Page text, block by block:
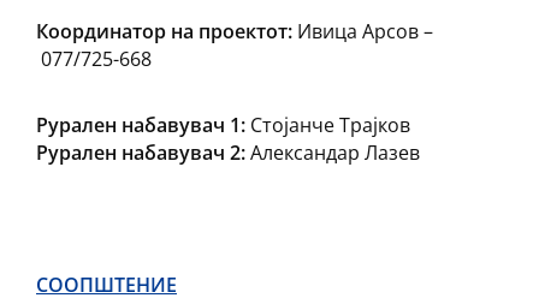
Координатор на проектот: Ивица Арсов –
077/725-668
Рурален набавувач 1: Стојанче Трајков
Рурален набавувач 2:Александар Лазев
СООПШТЕНИЕ